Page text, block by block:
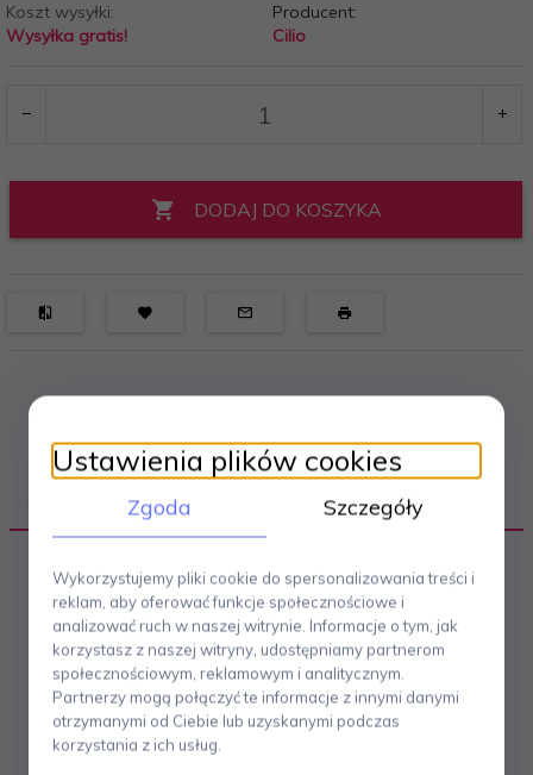
Koszt wysyłki:
Wysyłka gratis!
Producent:
Cilio
DODAJ DO KOSZYKA
OPIS PRODUKTU
Czajnik Cilio CLASSICOwykonany został z
polerowanej na wysoki połysk stali nierdzewnej. Uchwyt
wykonano z tworzywa odpornego na wysokie
temperatury, dzięki czemu bez obaw można chwycić
czajnik w którym zagotowała się woda. Przystosowany
do używania na wszystkich typach kuchenek, w tym na
płytach indukcyjnych. Wymiary: pojemność 2.5 l,
Ustawienia plików cookies
Zgoda Szczegóły
Wykorzystujemy pliki cookie do spersonalizowania treści i
reklam, aby oferować funkcje społecznościowe i
analizować ruch w naszej witrynie. Informacje o tym, jak
korzystasz z naszej witryny, udostępniamy partnerom
społecznościowym, reklamowym i analitycznym.
Partnerzy mogą połączyć te informacje z innymi danymi
otrzymanymi od Ciebie lub uzyskanymi podczas
korzystania z ich usług.